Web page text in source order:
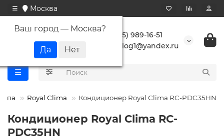
Москва
Ваш город — Москва?
+7 (495) 989-16-51
buranlog1@yandex.ru
Royal Clima Кондиционер Royal Clima RC-PDC35HN
Кондиционер Royal Clima RC-
PDC35HN